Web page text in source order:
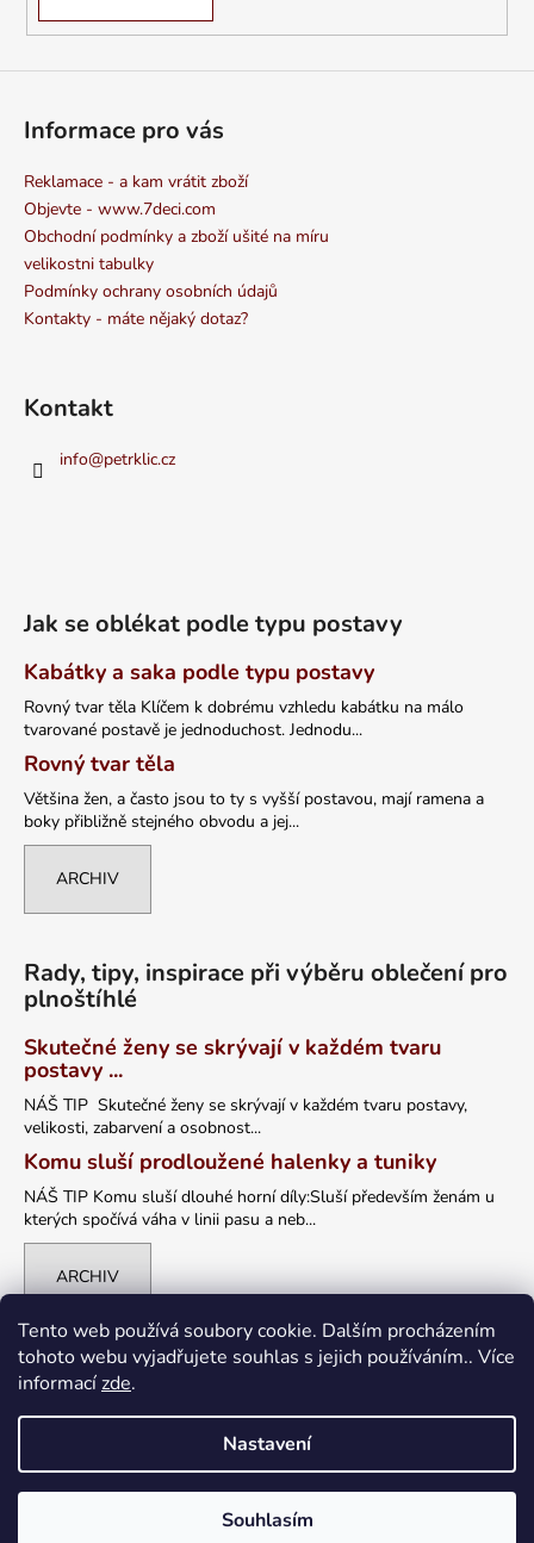
Tento web používá soubory cookie. Dalším procházením
tohoto webu vyjadřujete souhlas s jejich používáním.. Více
informacízde.
Nastavení
Souhlasím
Informace pro vás
Reklamace - a kam vrátit zboží
Objevte - www.7deci.com
Obchodní podmínky a zboží ušité na míru
velikostni tabulky
Podmínky ochrany osobních údajů
Kontakty - máte nějaký dotaz?
Kontakt
info@petrklic.cz
Jak se oblékat podle typu postavy
Kabátky a saka podle typu postavy
Rovný tvar těla Klíčem k dobrému vzhledu kabátku na málo
tvarované postavě je jednoduchost. Jednodu...
Rovný tvar těla
Většina žen, a často jsou to ty s vyšší postavou, mají ramena a
boky přibližně stejného obvodu a jej...
ARCHIV
Rady, tipy, inspirace při výběru oblečení pro
plnoštíhlé
Skutečné ženy se skrývají v každém tvaru
postavy ...
NÁŠ TIP Skutečné ženy se skrývají v každém tvaru postavy,
velikosti, zabarvení a osobnost...
Komu sluší prodloužené halenky a tuniky
NÁŠ TIP Komu sluší dlouhé horní díly:Sluší především ženám u
kterých spočívá váha v linii pasu a neb...
ARCHIV
petrklic.cz. Všechna práva vyhrazena.